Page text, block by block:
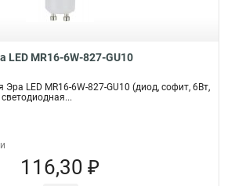
LED MR16-6W-827-GU10
LED MR16-6W-827-GU10 (диод, софит, 6Вт,
116,30 ₽